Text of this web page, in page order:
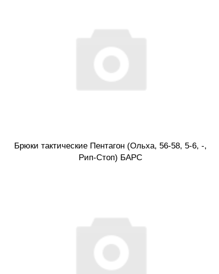
Брюки тактические Пентагон (Ольха, 56-58, 5-6, -,
Рип-Стоп) БАРС